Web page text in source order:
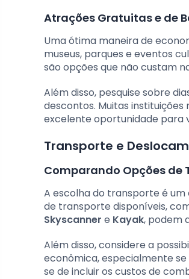
Atrações Gratuitas e de
Uma ótima maneira de
museus, parques e eventos
são opções que não custam
Além disso, pesquise sobre
descontos. Muitas
excelente oportunidade para
Transporte e
Comparando Opções de
A escolha do transporte é
de transporte disponíveis,
Skyscanner e Kayak, podem
Além disso, considere a
econômica, especialmente
se de incluir os custos de